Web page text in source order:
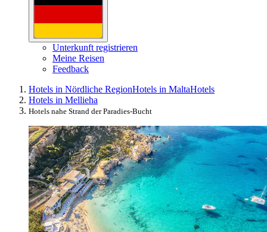
Unterkunft registrieren
Meine Reisen
Feedback
Hotels in Nördliche RegionHotels in MaltaHotels
Hotels in Mellieha
Hotels nahe Strand der Paradies-Bucht